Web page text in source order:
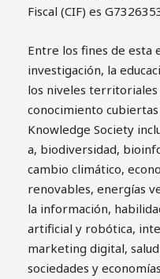
Fiscal (CIF) es
Entre los fines de esta
investigación, la
los niveles territoriales
conocimiento
Knowledge Society
a, biodiversidad,
cambio climático,
renovables, energías
la información,
artificial y robótica,
marketing digital,
sociedades y